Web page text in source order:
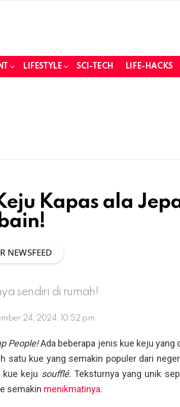
LIFESTYLE SCI-TECH LIFE-HACKS
Kapas ala
NEWSFEED
sendiri di rumah!
24, 2024, 10:52 pm
People!Ada beberapa jenis kue keju yang
satu kue yang semakin populer dari
kue keju soufflé. Teksturnya yang unik
semakin menikmatinya.